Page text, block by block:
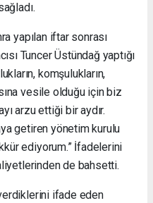
yapılan iftar sonrası
Tuncer Üstündağ yaptığı
komşulukların,
vesile olduğu için biz
arzu ettiği bir aydır.
getiren yönetim kurulu
ediyorum.” İfadelerini
de bahsetti.
ifade eden